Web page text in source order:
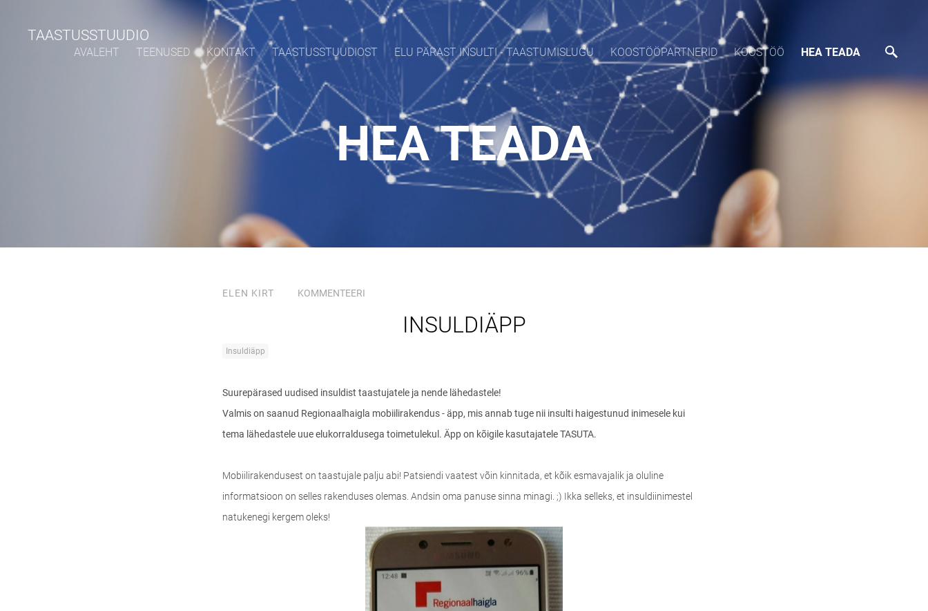
TAASTUSSTUUDIO
AVALEHT TEENUSED KONTAKT TAASTUSSTUUDIOST ELU PÄRAST INSULTI - TAASTUMISLUGU KOOSTÖÖPARTNERID KOOSTÖÖ HEA TEADA
HEA TEADA
ELEN KIRT KOMMENTEERI
INSULDIÄPP
Insuldiäpp
Suurepärased uudised insuldist taastujatele ja nende lähedastele!
Valmis on saanud Regionaalhaigla mobiilirakendus - äpp, mis annab tuge nii insulti haigestunud inimesele kui
tema lähedastele uue elukorraldusega toimetulekul. Äpp on kõigile kasutajatele TASUTA.
Mobiilirakendusest on taastujale palju abi! Patsiendi vaatest võin kinnitada, et kõik esmavajalik ja oluline
informatsioon on selles rakenduses olemas. Andsin oma panuse sinna minagi. ;) Ikka selleks, et insuldiinimestel
natukenegi kergem oleks!